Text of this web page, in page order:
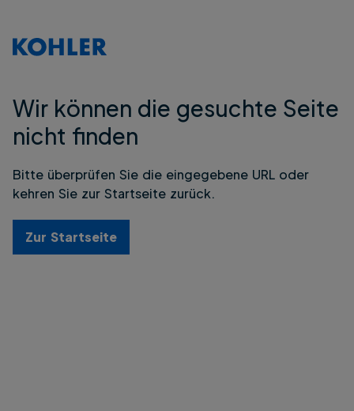
Wir können die gesuchte Seite
nicht finden
Bitte überprüfen Sie die eingegebene URL oder
kehren Sie zur Startseite zurück.
Zur Startseite